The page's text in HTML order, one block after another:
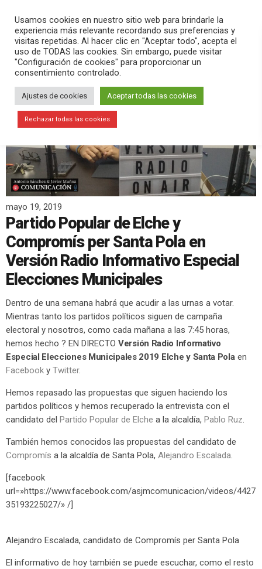
search menu pause PLAY
mayo 19, 2019
Partido Popular de Elche y
Compromís per Santa Pola en
Versión Radio Informativo Especial
Elecciones Municipales
Dentro de una semana habrá que acudir a las urnas a votar.
Mientras tanto los partidos políticos siguen de campaña
electoral y nosotros, como cada mañana a las 7:45 horas,
hemos hecho ? EN DIRECTO Versión Radio Informativo
Especial Elecciones Municipales 2019 Elche y Santa Polaen
Facebook y Twitter.
Hemos repasado las propuestas que siguen haciendo los
partidos políticos y hemos recuperado la entrevista con el
candidato del Partido Popular de Elche a la alcaldía, Pablo Ruz.
También hemos conocidos las propuestas del candidato de
Compromís a la alcaldía de Santa Pola, Alejandro Escalada.
[facebook
url=»https://www.facebook.com/asjmcomunicacion/videos/4427
35193225027/» /]
Alejandro Escalada, candidato de Compromís per Santa Pola
El informativo de hoy también se puede escuchar, como el resto
Usamos cookies en nuestro sitio web para brindarle la
experiencia más relevante recordando sus preferencias y
visitas repetidas. Al hacer clic en "Aceptar todo", acepta el
uso de TODAS las cookies. Sin embargo, puede visitar
"Configuración de cookies" para proporcionar un
consentimiento controlado.
Ajustes de cookies Aceptar todas las cookies
Rechazar todas las cookies